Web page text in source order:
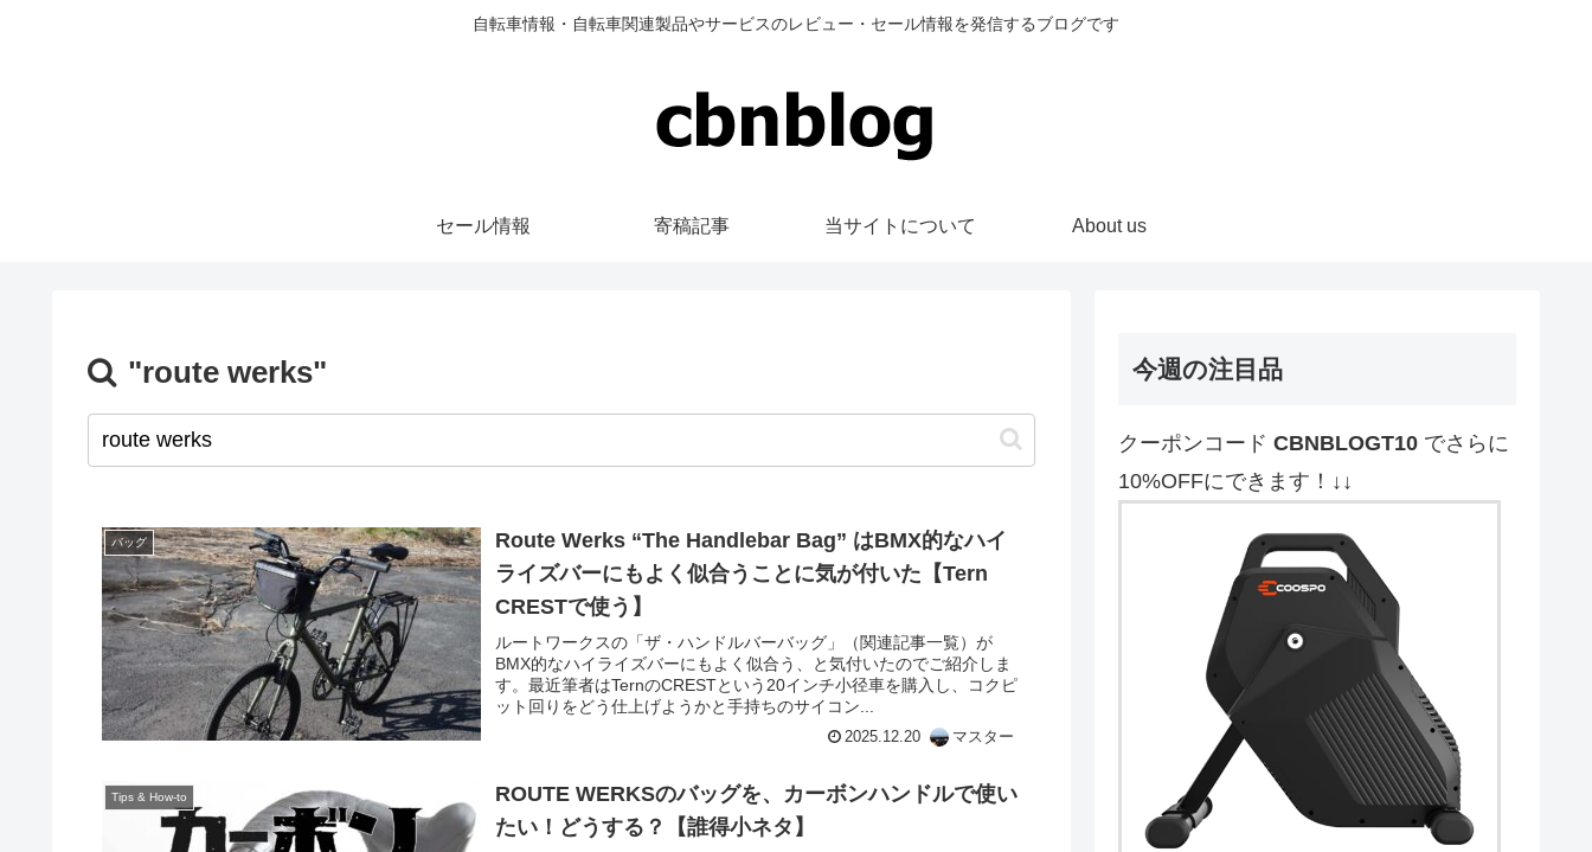
自転車情報・自転車関連製品やサービスのレビュー・セール情報を発信するブログです
セール情報 寄稿記事 当サイトについて About us
"route werks"
バッグ
Route Werks “The Handlebar Bag” はBMX的なハイ
ライズバーにもよく似合うことに気が付いた【Tern
CRESTで使う】
ルートワークスの「ザ・ハンドルバーバッグ」（関連記事一覧）が
BMX的なハイライズバーにもよく似合う、と気付いたのでご紹介しま
す。最近筆者はTernのCRESTという20インチ小径車を購入し、コクピ
ット回りをどう仕上げようかと手持ちのサイコン...
2025.12.20 マスター
Tips & How-to
ROUTE WERKSのバッグを、カーボンハンドルで使い
たい！どうする？【誰得小ネタ】
今週の注目品
クーポンコード CBNBLOGT10 でさらに
10%OFFにできます！↓↓